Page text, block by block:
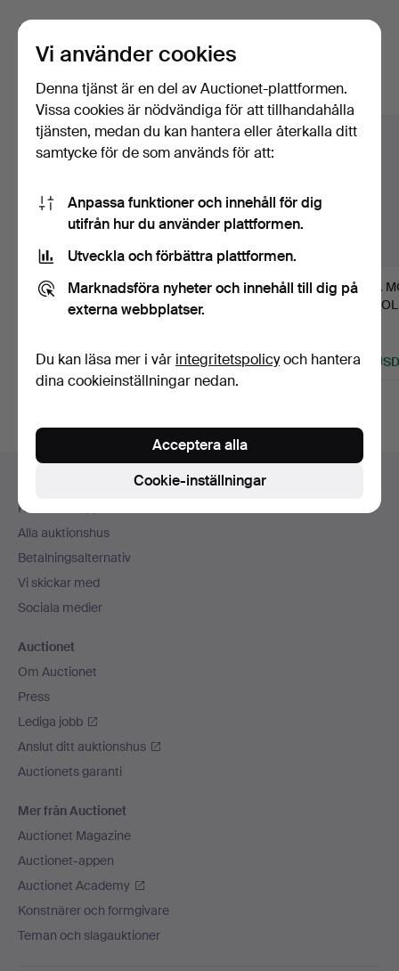
Här är föremål från vårt arkiv som
matchar din sökning
Visa alla föremål
MATBORD OCH
STOLAR I FORMICA.
21 USD
378 .MATBORD OCH
STOLAR I LJUS EK.
102 USD
356 .
68 USD
Sidfotsnavigation
Kontakta support
Alla auktionshus
Betalningsalternativ
Vi skickar med
Sociala medier
Auctionet
Om Auctionet
Press
Lediga jobb
Anslut ditt auktionshus
Auctionets garanti
Mer från Auctionet
Auctionet Magazine
Auctionet-appen
Auctionet Academy
Konstnärer och formgivare
Teman och slagauktioner
Vi använder cookies
Denna tjänst är en del av Auctionet-plattformen.
Vissa cookies är nödvändiga för att tillhandahålla
tjänsten, medan du kan hantera eller återkalla ditt
samtycke för de som används för att:
Anpassa funktioner och innehåll för dig
utifrån hur du använder plattformen.
Utveckla och förbättra plattformen.
Marknadsföra nyheter och innehåll till dig på
externa webbplatser.
Du kan läsa mer i vår integritetspolicyoch hantera
dina cookieinställningar nedan.
Cookie-inställningar
Acceptera alla